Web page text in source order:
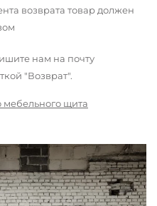
возврата товар должен
нам на почту
"Возврат".
щита